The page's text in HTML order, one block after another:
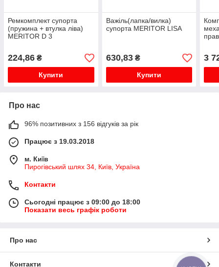
Ремкомплект супорта
(пружина + втулка ліва)
MERITOR D 3
224,86 ₴
Купити
Важіль(лапка/вилка)
супорта MERITOR LISA
630,83₴
Купити
3
Про нас
96% позитивних з 156 відгуків за рік
Працює з 19.03.2018
м. Київ
Пирогівський шлях 34, Київ, Україна
Контакти
Сьогодні працює з 09:00 до 18:00
Показати весь графік роботи
Про нас
Контакти